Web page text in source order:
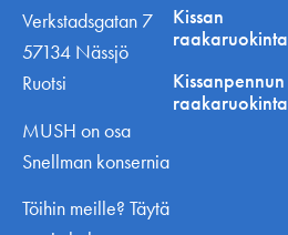
Verkstadsgatan 7
57134 Nässjö
Ruotsi
MUSH on osa
Snellman konsernia
Töihin meille? Täytä
Kissan
raakaruokinta
Kissanpennun
raakaruokinta